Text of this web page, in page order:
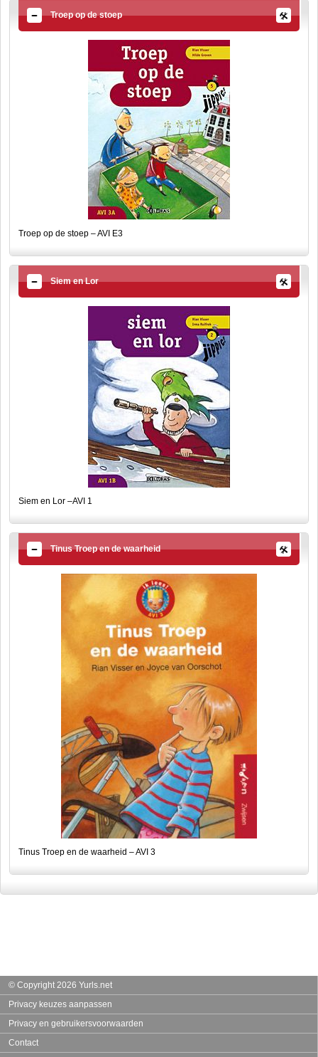
Troep op de stoep
Troep op de stoep – AVI E3
Siem en Lor
Siem en Lor –AVI 1
Tinus Troep en de waarheid
Tinus Troep en de waarheid – AVI 3
© Copyright 2026 Yurls.net
Privacy keuzes aanpassen
Privacy en gebruikersvoorwaarden
Contact